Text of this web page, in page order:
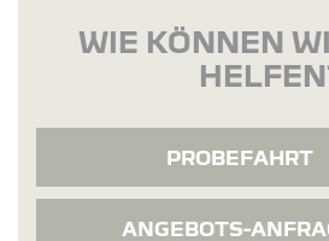
WIE KÖNNEN
PROBEFAHRT
ANGEBOTS-